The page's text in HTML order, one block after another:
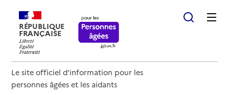
RÉPUBLIQUE
FRANÇAISE
Le site officiel d'information pour les
personnes âgées et les aidants